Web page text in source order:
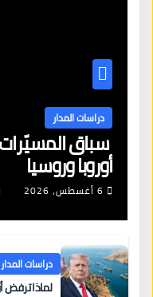
دراسات المدار
سباق
أوروبا وروسيا
6 أغسطس، 2026
دراسات المدار
لماذا ترفض